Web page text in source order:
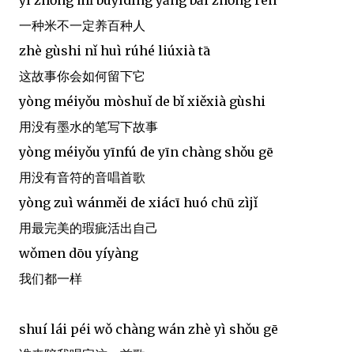
一种米不一定养百种人
zhè gùshi nǐ huì rúhé liúxià tā
这故事你会如何留下它
yòng méiyǒu mòshuǐ de bǐ xiěxià gùshi
用没有墨水的笔写下故事
yòng méiyǒu yīnfú de yīn chàng shǒu gē
用没有音符的音唱首歌
yòng zuì wánměi de xiácī huó chū zìjǐ
用最完美的瑕疵活出自己
wǒmen dōu yíyàng
我们都一样
shuí lái péi wǒ chàng wán zhè yì shǒu gē